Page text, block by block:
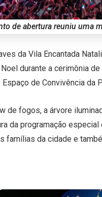
de abertura reuniu uma
da Vila Encantada
durante a cerimônia
Espaço de Convivência da
de fogos, a árvore
da programação
famílias da cidade e